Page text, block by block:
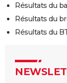
Résultats du
Résultats du
Résultats du